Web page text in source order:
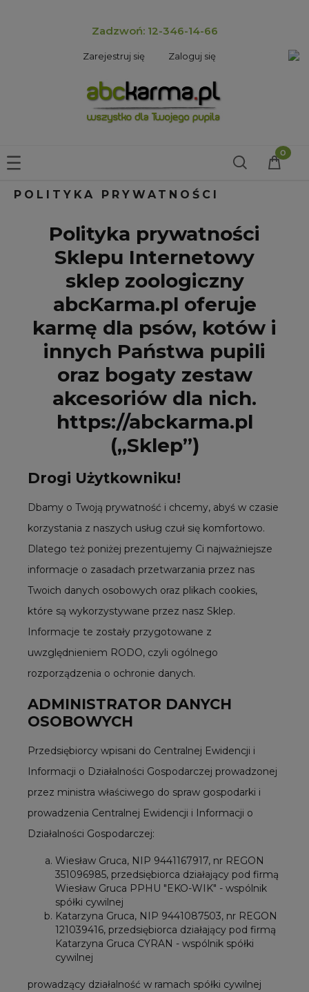
Zadzwoń: 12-346-14-66
Zarejestruj się Zaloguj się
POLITYKA PRYWATNOŚCI
Polityka prywatności
Sklepu Internetowy
sklep zoologiczny
abcKarma.pl oferuje
karmę dla psów, kotów i
innych Państwa pupili
oraz bogaty zestaw
akcesoriów dla nich.
https://abckarma.pl
(„Sklep”)
Drogi Użytkowniku!
Dbamy o Twoją prywatność i chcemy, abyś w czasie
korzystania z naszych usług czuł się komfortowo.
Dlatego też poniżej prezentujemy Ci najważniejsze
informacje o zasadach przetwarzania przez nas
Twoich danych osobowych oraz plikach cookies,
które są wykorzystywane przez nasz Sklep.
Informacje te zostały przygotowane z
uwzględnieniem RODO, czyli ogólnego
rozporządzenia o ochronie danych.
ADMINISTRATOR DANYCH
OSOBOWYCH
Przedsiębiorcy wpisani do Centralnej Ewidencji i
Informacji o Działalności Gospodarczej prowadzonej
przez ministra właściwego do spraw gospodarki i
prowadzenia Centralnej Ewidencji i Informacji o
Działalności Gospodarczej:
Wiesław Gruca, NIP 9441167917, nr REGON
351096985, przedsiębiorca działający pod firmą
Wiesław Gruca PPHU "EKO-WIK" - wspólnik
spółki cywilnej
Katarzyna Gruca, NIP 9441087503, nr REGON
121039416, przedsiębiorca działający pod firmą
Katarzyna Gruca CYRAN - wspólnik spółki
cywilnej
prowadzący działalność w ramach spółki cywilnej